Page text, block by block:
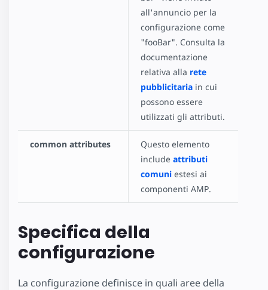
all'annuncio per la
configurazione come
"fooBar". Consulta la
documentazione
relativa alla rete
pubblicitaria in cui
possono essere
utilizzati gli attributi.
common attributes
Questo elemento
include attributi
comuni estesi ai
componenti AMP.
Specifica della
configurazione
La configurazione definisce in quali aree della